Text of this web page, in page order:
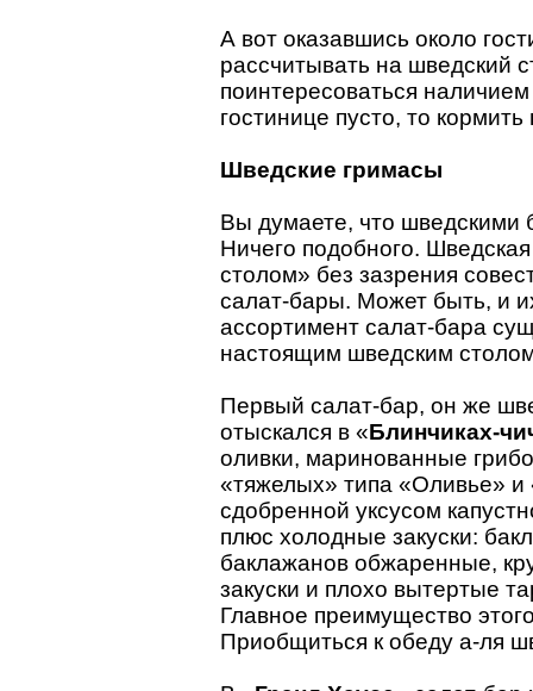
А вот оказавшись около
рассчитывать на шведский
поинтересоваться
гостинице пусто, то
Шведские гримасы
Вы думаете, что шведскими
Ничего подобного.
столом» без зазрения
салат-бары. Может быть, и
ассортимент салат-бара
настоящим шведским
Первый салат-бар, он же
отыскался в «Блинчиках-
оливки, маринованные
«тяжелых» типа «Оливье» и
сдобренной уксусом
плюс холодные закуски:
баклажанов обжаренные,
закуски и плохо вытертые
Главное преимущество
Приобщиться к обеду а-ля